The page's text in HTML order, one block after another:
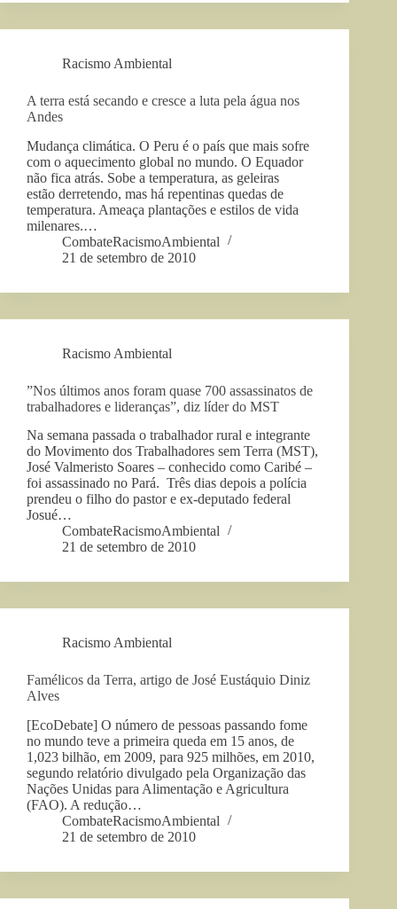
Racismo Ambiental
A terra está secando e cresce a luta pela água nos
Andes
Mudança climática. O Peru é o país que mais sofre
com o aquecimento global no mundo. O Equador
não fica atrás. Sobe a temperatura, as geleiras
estão derretendo, mas há repentinas quedas de
temperatura. Ameaça plantações e estilos de vida
milenares.…
CombateRacismoAmbiental
21 de setembro de 2010
Racismo Ambiental
”Nos últimos anos foram quase 700 assassinatos de
trabalhadores e lideranças”, diz líder do MST
Na semana passada o trabalhador rural e integrante
do Movimento dos Trabalhadores sem Terra (MST),
José Valmeristo Soares – conhecido como Caribé –
foi assassinado no Pará. Três dias depois a polícia
prendeu o filho do pastor e ex-deputado federal
Josué…
CombateRacismoAmbiental
21 de setembro de 2010
Racismo Ambiental
Famélicos da Terra, artigo de José Eustáquio Diniz
Alves
[EcoDebate] O número de pessoas passando fome
no mundo teve a primeira queda em 15 anos, de
1,023 bilhão, em 2009, para 925 milhões, em 2010,
segundo relatório divulgado pela Organização das
Nações Unidas para Alimentação e Agricultura
(FAO). A redução…
CombateRacismoAmbiental
21 de setembro de 2010